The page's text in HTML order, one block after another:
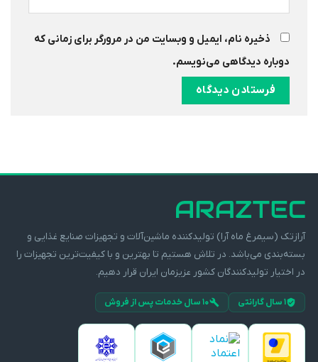
ذخیره نام، ایمیل و وبسایت من در مرورگر برای زمانی که
دوباره دیدگاهی می‌نویسم.
آرازتک (سیمرغ ماه آرا) تولیدکننده ماشین‌آلات و تجهیزات صنایع غذایی و
بسته‌بندی می‌باشد. در تلاش هستیم تا بهترین و با کیفیت‌ترین تجهیزات را
در اختیار تولیدکنندگان کشور عزیزمان ایران قرار دهیم.
۱ سال گارانتی ۱۰ سال خدمات پس از فروش